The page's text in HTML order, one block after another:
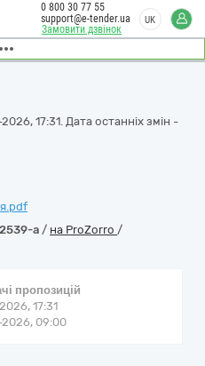
Замовити дзвінок
0 800 30 77 55
support@e-tender.ua
UK
17:31. Дата останніх змін -
a / на ProZorro /
пропозицій
17:31
09:00